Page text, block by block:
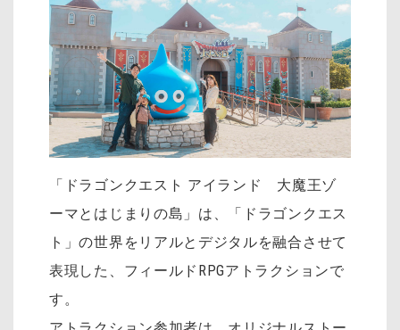
「ドラゴンクエスト アイランド 大魔王ゾ
ーマとはじまりの島」は、「ドラゴンクエス
ト」の世界をリアルとデジタルを融合させて
表現した、フィールドRPGアトラクションで
す。